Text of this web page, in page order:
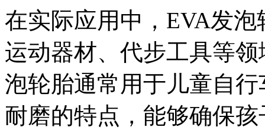
在实际应用中，EVA发
运动器材、代步工具等
泡轮胎通常用于儿童自
耐磨的特点，能够确保